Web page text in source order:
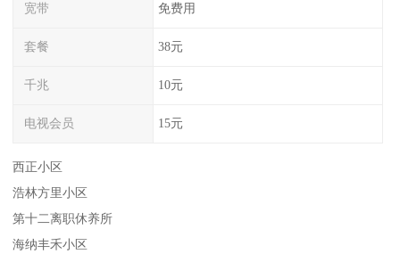
宽带 免费用
套餐 38元
千兆 10元
电视会员 15元
西正小区
浩林方里小区
第十二离职休养所
海纳丰禾小区